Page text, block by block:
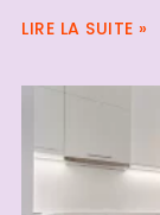
LIRE LA SUITE »